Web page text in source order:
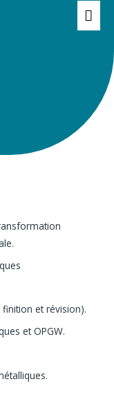
et révision).
et OPGW.